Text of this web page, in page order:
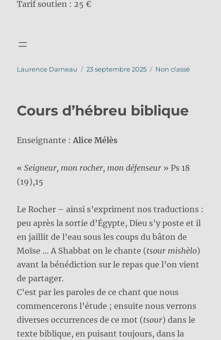
Tarif soutien : 25 €
Auteur
Laurence Darneau
Publié
23 septembre 2025 Catégories
Non classé
Cours d’hébreu biblique
Enseignante : Alice Mélès
« Seigneur, mon rocher, mon défenseur » Ps 18
(19),15
Le Rocher – ainsi s’expriment nos traductions :
peu après la sortie d’Égypte, Dieu s’y poste et il
en jaillit de l’eau sous les coups du bâton de
Moïse … A Shabbat on le chante (tsour mishèlo)
avant la bénédiction sur le repas que l’on vient
de partager.
C’est par les paroles de ce chant que nous
commencerons l’étude ; ensuite nous verrons
diverses occurrences de ce mot (tsour) dans le
texte biblique, en puisant toujours, dans la